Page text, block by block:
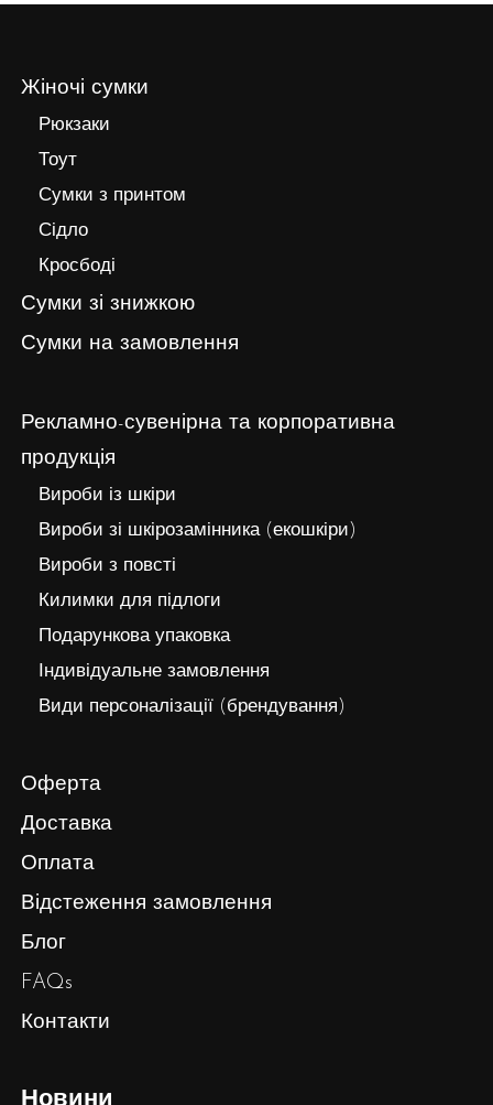
Жіночі сумки
Рюкзаки
Тоут
Сумки з принтом
Сідло
Кросбоді
Сумки зі знижкою
Сумки на замовлення
Рекламно-сувенірна та корпоративна
продукція
Вироби із шкіри
Вироби зі шкірозамінника (екошкіри)
Вироби з повсті
Килимки для підлоги
Подарункова упаковка
Індивідуальне замовлення
Види персоналізації (брендування)
Оферта
Доставка
Оплата
Відстеження замовлення
Блог
FAQs
Контакти
Новини